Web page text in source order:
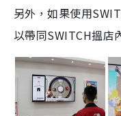
另外，如果使用
以帶同SWITCH搵店